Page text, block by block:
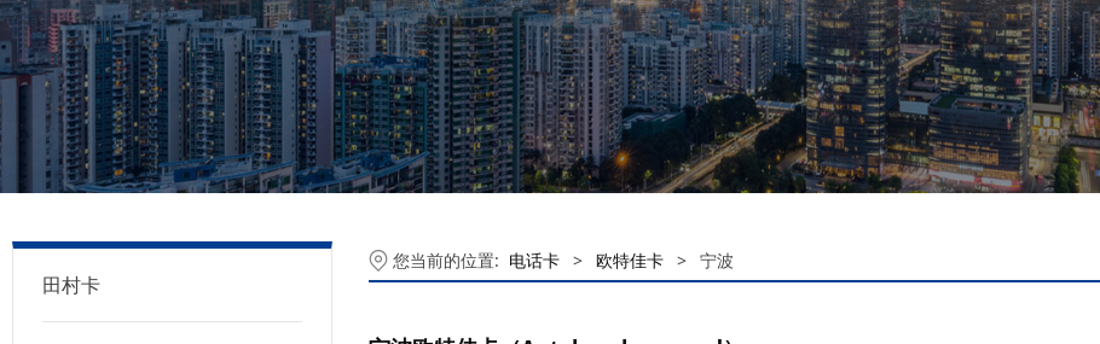
田村卡
您当前的位置: 电话卡 > 欧特佳卡 > 宁波